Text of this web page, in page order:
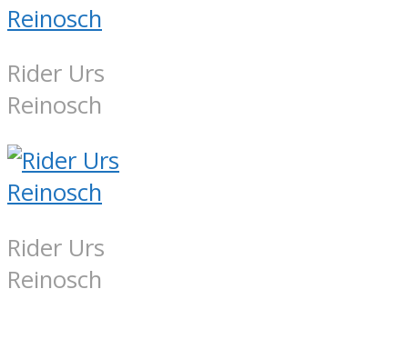
Rider Urs
Reinosch
Rider Urs
Reinosch